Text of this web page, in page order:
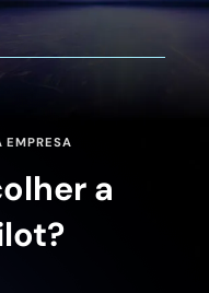
EMPRESA
a